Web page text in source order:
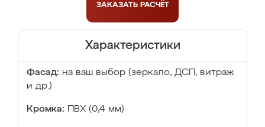
ЗАКАЗАТЬ РАСЧЁТ
Характеристики
Фасад: на ваш выбор (зеркало, ДСП, витраж
и др.)
Кромка: ПВХ (0,4 мм)